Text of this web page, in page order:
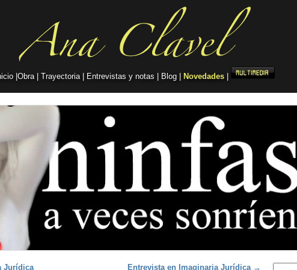
Obra Trayectoria| Entrevistas y notas Blog Novedades
Jurídica Entrevista en Imaginaria Jurídica →